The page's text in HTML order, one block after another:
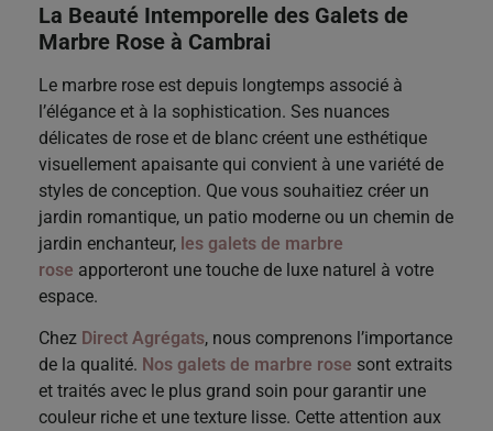
La Beauté Intemporelle des Galets de
Marbre Rose à Cambrai
Le marbre rose est depuis longtemps associé à
l’élégance et à la sophistication. Ses nuances
délicates de rose et de blanc créent une esthétique
visuellement apaisante qui convient à une variété de
styles de conception. Que vous souhaitiez créer un
jardin romantique, un patio moderne ou un chemin de
jardin enchanteur, les galets de marbre
rose apporteront une touche de luxe naturel à votre
espace.
Chez Direct Agrégats, nous comprenons l’importance
de la qualité. Nos galets de marbre rose sont extraits
et traités avec le plus grand soin pour garantir une
couleur riche et une texture lisse. Cette attention aux